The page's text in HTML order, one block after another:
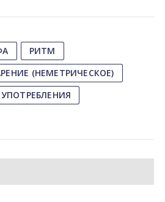
РИТМ
(НЕМЕТРИЧЕСКОЕ)